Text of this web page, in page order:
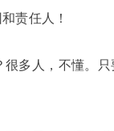
责任人！
多人，不懂。